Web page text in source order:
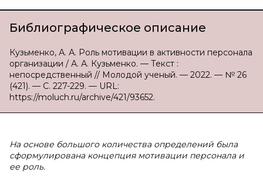
Библиографическое описание
Кузьменко, А. А. Роль мотивации в активности персонала
организации / А. А. Кузьменко. — Текст :
непосредственный // Молодой ученый. — 2022. — № 26
(421). — С. 227-229. — URL:
https://moluch.ru/archive/421/93652.
На основе большого количества определений была
сформулирована концепция мотивации персонала и
ее роль.